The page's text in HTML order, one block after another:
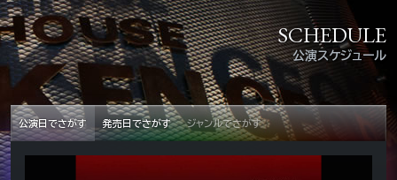
公演スケジュール
SCHEDULE
公演日でさがす 発売日でさがす ジャンルでさがす